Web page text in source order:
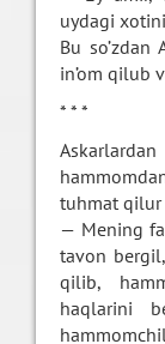
uydagi
Bu
in’om qilub
* * *
tuhmat
— Mening
tavon
qilib,
haqlarini